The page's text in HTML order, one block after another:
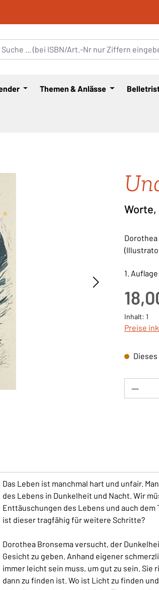
Themen & Anlässe
1. Auflage
Inhalt: 1
Preise
Das Leben ist manchmal hart und unfair.
des Lebens in Dunkelheit und Nacht. Wir
Enttäuschungen des Lebens und auch
ist dieser tragfähig für weitere Schritte?
Dorothea Bronsema versucht, der
Gesicht zu geben. Anhand eigener
immer leicht sein muss, um gut zu sein. Sie
dann zu finden ist. Wo ist Licht zu finden